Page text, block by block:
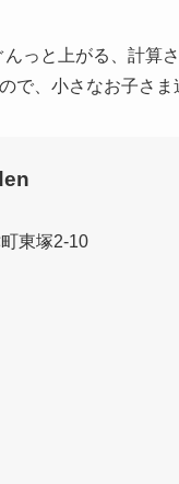
んっと上がる、計算
で、小さなお子さ
東塚2-10